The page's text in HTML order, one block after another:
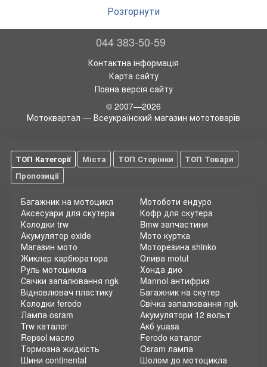
пластик и навесные элементыRacetech для эндуро
становятся демпфером и гасят небольшие удары, защищая
детали мотоцикла и самого райдера от элементов байка. А
с помощью переднего и заднего крыла обеспечивается
хорошая защита от летящей из-под колес грязи.
Компания Racetech и ассортимент пластика
Бренд Racetech специализируется на производстве
оригинального мотопластика и аксессуаров для эндуро и
кроссовых мотоциклов. Компания успешно
Основные продукты марки - пластик и навесные элементы
Racetech для кросс байков и эндуро. В ассортимент бренда
входят:
Обтекатели и пластик, крылья, элементы защиты
радиатора и картера, защиты рук, слайдеры цепи,
ловушки цепи, цепные ролики;
Всевозможные аксессуары для защиты тела райдера.
Прочие детали для мотокросса и эндуро.
Racetech обладает многочисленными патентами на
уникальные технологии, многие продукты имеют
омологацию и одобрение FIM. Пластик Racetech на
кроссовый мотоцикл, в основном, продается на внешний
рынок, где клиентами бренда выступают знаменитые
мотоконцеры.
Сохраняя полный производственный цикл на своем
производстве, начиная от заготовки сырья и заканчивая
упаковкой готовой продукции, компания обеспечивает
Розгорнути
044 383-50-59
Контактна інформація
Карта сайту
Повна версія сайту
© 2007—2026
Мотоквартал — Всеукраїнский магазин мототоварів
ТОП Категорії Міста ТОП Сторінки
ТОП Товари
Пропозиції
Багажник на мотоцикл
Аксесуари для скутера
Колодки trw
Акумулятор exide
Магазин мото
Жиклер карбюратора
Руль мотоцикла
Свічки запалювання ngk
Мотоботи ендуро
Кофр для скутера
Bmw запчастини
Мото куртка
Моторезина shinko
Олива motul
Хонда дио
Mannol антифриз
Відновлювач пластику
Колодки ferodo
Лампа osram
Trw каталог
Repsol масло
Тормозна жидкість
Шини continental
Багажник на скутер
Свічка запалювання ngk
Акумулятори 12 вольт
Акб yuasa
Ferodo каталог
Osram лампа
Шолом до мотоцикла